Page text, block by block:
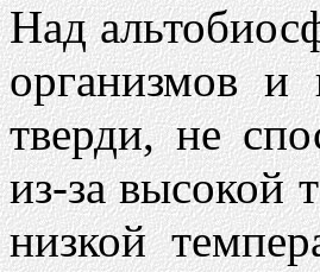
Над
организмов
тверди, не
из-за высокой
низкой